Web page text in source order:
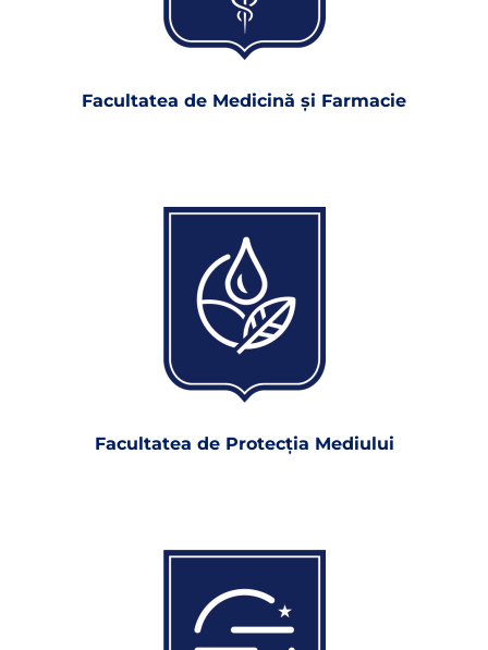
Facultatea de Medicină şi Farmacie
Facultatea de Protecţia Mediului